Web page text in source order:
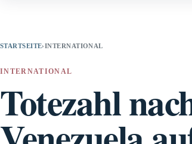
STARTSEITE›INTERNATIONAL
INTERNATIONAL
Totezahl